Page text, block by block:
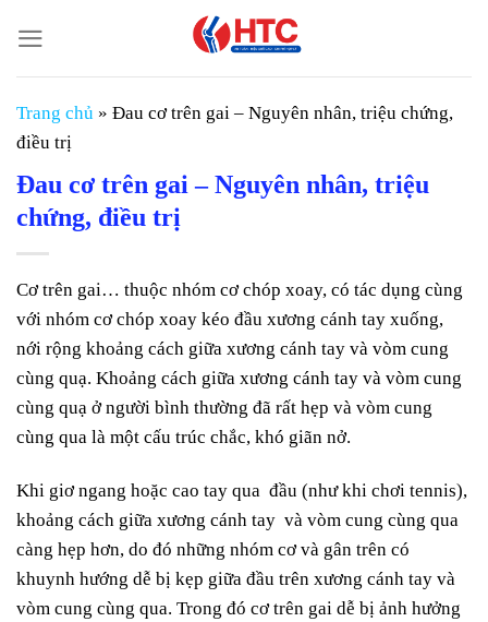
đến
nội
dung
Trang chủ » Đau cơ trên gai – Nguyên nhân, triệu chứng,
điều trị
Đau cơ trên gai – Nguyên nhân, triệu
chứng, điều trị
Cơ trên gai… thuộc nhóm cơ chóp xoay, có tác dụng cùng
với nhóm cơ chóp xoay kéo đầu xương cánh tay xuống,
nới rộng khoảng cách giữa xương cánh tay và vòm cung
cùng quạ. Khoảng cách giữa xương cánh tay và vòm cung
cùng quạ ở người bình thường đã rất hẹp và vòm cung
cùng qua là một cấu trúc chắc, khó giãn nở.
Khi giơ ngang hoặc cao tay qua đầu (như khi chơi tennis),
khoảng cách giữa xương cánh tay và vòm cung cùng qua
càng hẹp hơn, do đó những nhóm cơ và gân trên có
khuynh hướng dễ bị kẹp giữa đầu trên xương cánh tay và
vòm cung cùng qua. Trong đó cơ trên gai dễ bị ảnh hưởng